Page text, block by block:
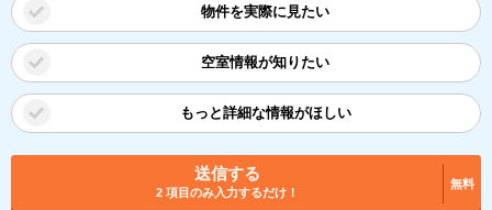
物件を実際に見たい
空室情報が知りたい
もっと詳細な情報がほしい
送信する
2 項目のみ入力するだけ！
無料